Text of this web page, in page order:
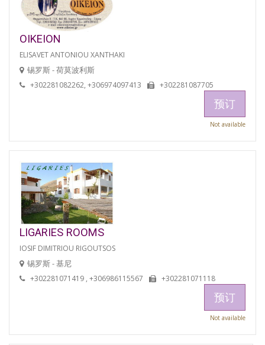
OIKEION
ELISAVET ANTONIOU XANTHAKI
锡罗斯 - 荷莫波利斯
+302281082262, +306974097413 +302281087705
预订
Not available
LIGARIES ROOMS
IOSIF DIMITRIOU RIGOUTSOS
锡罗斯 - 基尼
+302281071419 , +306986115567 +302281071118
预订
Not available